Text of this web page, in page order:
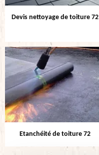
Devis nettoyage de toiture 72
Etanchéité de toiture 72